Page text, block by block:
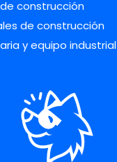
construcción
de construcción
y equipo industrial